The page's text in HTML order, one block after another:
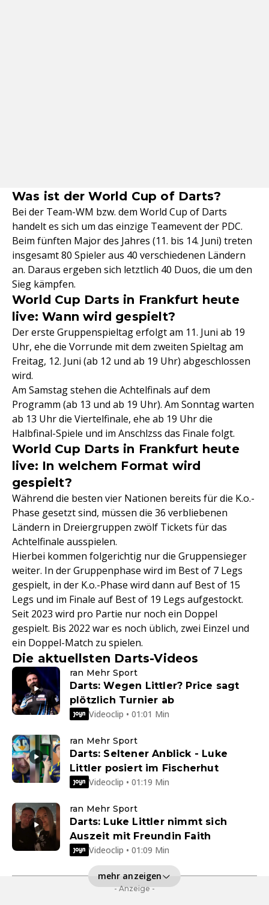
Was ist der World Cup of Darts?
Bei der Team-WM bzw. dem World Cup of Darts
handelt es sich um das einzige Teamevent der PDC.
Beim fünften Major des Jahres (11. bis 14. Juni) treten
insgesamt 80 Spieler aus 40 verschiedenen Ländern
an. Daraus ergeben sich letztlich 40 Duos, die um den
Sieg kämpfen.
World Cup Darts in Frankfurt heute
live: Wann wird gespielt?
Der erste Gruppenspieltag erfolgt am 11. Juni ab 19
Uhr, ehe die Vorrunde mit dem zweiten Spieltag am
Freitag, 12. Juni (ab 12 und ab 19 Uhr) abgeschlossen
wird.
Am Samstag stehen die Achtelfinals auf dem
Programm (ab 13 und ab 19 Uhr). Am Sonntag warten
ab 13 Uhr die Viertelfinale, ehe ab 19 Uhr die
Halbfinal-Spiele und im Anschlzss das Finale folgt.
World Cup Darts in Frankfurt heute
live: In welchem Format wird
gespielt?
Während die besten vier Nationen bereits für die K.o.-
Phase gesetzt sind, müssen die 36 verbliebenen
Ländern in Dreiergruppen zwölf Tickets für das
Achtelfinale ausspielen.
Hierbei kommen folgerichtig nur die Gruppensieger
weiter. In der Gruppenphase wird im Best of 7 Legs
gespielt, in der K.o.-Phase wird dann auf Best of 15
Legs und im Finale auf Best of 19 Legs aufgestockt.
Seit 2023 wird pro Partie nur noch ein Doppel
gespielt. Bis 2022 war es noch üblich, zwei Einzel und
ein Doppel-Match zu spielen.
Die aktuellsten Darts-Videos
ran Mehr Sport
Darts: Wegen Littler? Price sagt
plötzlich Turnier ab
Videoclip • 01:01 Min
ran Mehr Sport
Darts: Seltener Anblick - Luke
Littler posiert im Fischerhut
Videoclip • 01:19 Min
ran Mehr Sport
Darts: Luke Littler nimmt sich
Auszeit mit Freundin Faith
Videoclip • 01:09 Min
mehr anzeigen
- Anzeige -